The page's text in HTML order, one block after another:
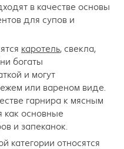
в качестве основы
для супов и
каротель, свекла,
богаты
и могут
или вареном виде.
гарнира к мясным
основные
и запеканок.
категории относятся